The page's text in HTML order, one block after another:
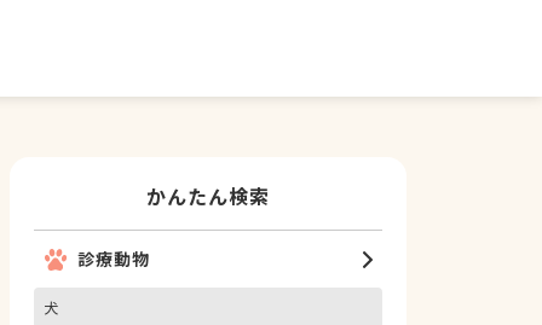
かんたん検索
診療動物
犬